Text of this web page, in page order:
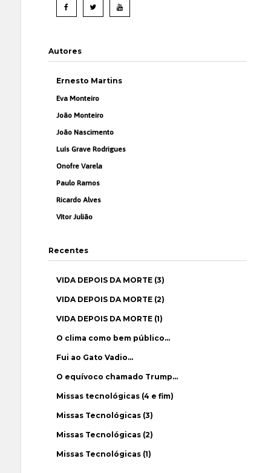
Autores
Ernesto Martins
Eva Monteiro
João Monteiro
João Nascimento
Luís Grave Rodrigues
Onofre Varela
Paulo Ramos
Ricardo Alves
Vítor Julião
Recentes
VIDA DEPOIS DA MORTE (3)
VIDA DEPOIS DA MORTE (2)
VIDA DEPOIS DA MORTE (1)
O clima como bem público…
Fui ao Gato Vadio…
O equívoco chamado Trump…
Missas tecnológicas (4 e fim)
Missas Tecnológicas (3)
Missas Tecnológicas (2)
Missas Tecnológicas (1)